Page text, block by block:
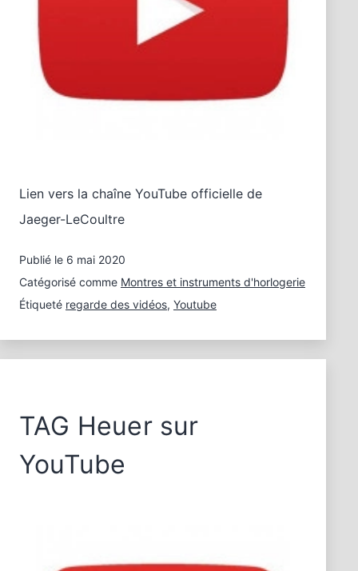
Lien vers la chaîne YouTube officielle de
Jaeger-LeCoultre
Publié le 6 mai 2020
Catégorisé comme Montres et instruments d'horlogerie
Étiqueté regarde des vidéos, Youtube
TAG Heuer sur
YouTube